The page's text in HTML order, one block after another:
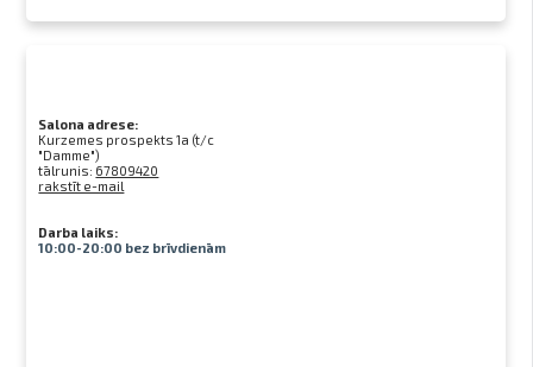
Salona adrese:
Kurzemes prospekts 1a (t/c
"Damme")
tālrunis: 67809420
rakstīt e-mail
Darba laiks:
10:00-20:00 bez brīvdienām